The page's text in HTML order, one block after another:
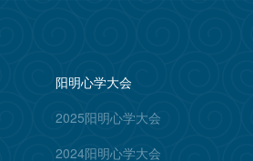
阳明心学大会
2025阳明心学大会
2024阳明心学大会